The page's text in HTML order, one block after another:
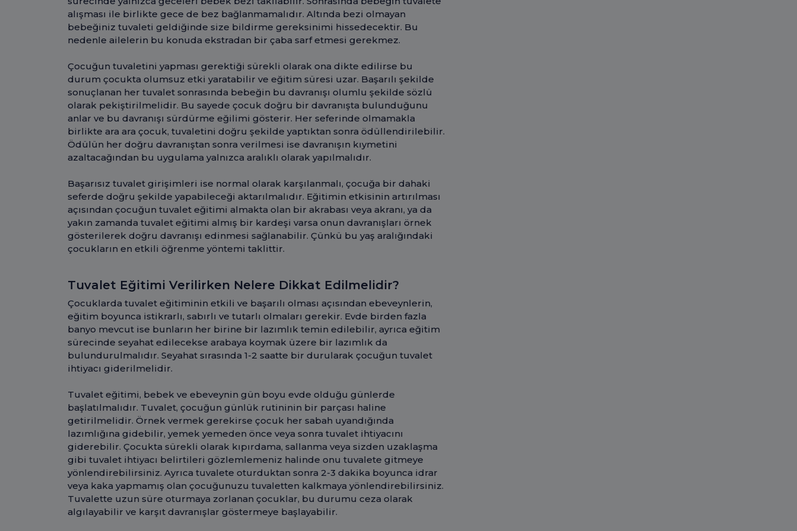
alışması ile birlikte gece de bez bağlanmamalıdır. Altında bezi olmayan
bebeğiniz tuvaleti geldiğinde size bildirme gereksinimi hissedecektir. Bu
nedenle ailelerin bu konuda ekstradan bir çaba sarf etmesi gerekmez.
Çocuğun tuvaletini yapması gerektiği sürekli olarak ona dikte edilirse bu
durum çocukta olumsuz etki yaratabilir ve eğitim süresi uzar. Başarılı şekilde
sonuçlanan her tuvalet sonrasında bebeğin bu davranışı olumlu şekilde sözlü
olarak pekiştirilmelidir. Bu sayede çocuk doğru bir davranışta bulunduğunu
anlar ve bu davranışı sürdürme eğilimi gösterir. Her seferinde olmamakla
birlikte ara ara çocuk, tuvaletini doğru şekilde yaptıktan sonra ödüllendirilebilir.
Ödülün her doğru davranıştan sonra verilmesi ise davranışın kıymetini
azaltacağından bu uygulama yalnızca aralıklı olarak yapılmalıdır.
Başarısız tuvalet girişimleri ise normal olarak karşılanmalı, çocuğa bir dahaki
seferde doğru şekilde yapabileceği aktarılmalıdır. Eğitimin etkisinin artırılması
açısından çocuğun tuvalet eğitimi almakta olan bir akrabası veya akranı, ya da
yakın zamanda tuvalet eğitimi almış bir kardeşi varsa onun davranışları örnek
gösterilerek doğru davranışı edinmesi sağlanabilir. Çünkü bu yaş aralığındaki
çocukların en etkili öğrenme yöntemi taklittir.
Tuvalet Eğitimi Verilirken Nelere Dikkat Edilmelidir?
Çocuklarda tuvalet eğitiminin etkili ve başarılı olması açısından ebeveynlerin,
eğitim boyunca istikrarlı, sabırlı ve tutarlı olmaları gerekir. Evde birden fazla
banyo mevcut ise bunların her birine bir lazımlık temin edilebilir, ayrıca eğitim
sürecinde seyahat edilecekse arabaya koymak üzere bir lazımlık da
bulundurulmalıdır. Seyahat sırasında 1-2 saatte bir durularak çocuğun tuvalet
ihtiyacı giderilmelidir.
Tuvalet eğitimi, bebek ve ebeveynin gün boyu evde olduğu günlerde
başlatılmalıdır. Tuvalet, çocuğun günlük rutininin bir parçası haline
getirilmelidir. Örnek vermek gerekirse çocuk her sabah uyandığında
lazımlığına gidebilir, yemek yemeden önce veya sonra tuvalet ihtiyacını
giderebilir. Çocukta sürekli olarak kıpırdama, sallanma veya sizden uzaklaşma
gibi tuvalet ihtiyacı belirtileri gözlemlemeniz halinde onu tuvalete gitmeye
yönlendirebilirsiniz. Ayrıca tuvalete oturduktan sonra 2-3 dakika boyunca idrar
veya kaka yapmamış olan çocuğunuzu tuvaletten kalkmaya yönlendirebilirsiniz.
Tuvalette uzun süre oturmaya zorlanan çocuklar, bu durumu ceza olarak
algılayabilir ve karşıt davranışlar göstermeye başlayabilir.